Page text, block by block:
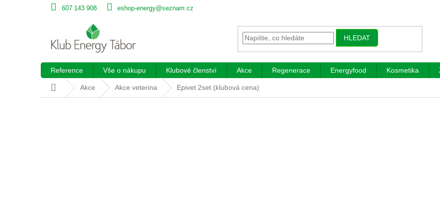
607 143 908 eshop-energy@seznam.cz
HLEDAT
Reference Vše o nákupu Klubové členství Akce Regenerace Energyfood Kosmetika
Domů Akce Akce veterina Epivet 2set (klubová cena)